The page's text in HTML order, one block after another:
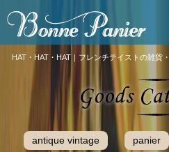
HAT・HAT・HAT｜フレンチテイストの雑貨
antique vintage panier